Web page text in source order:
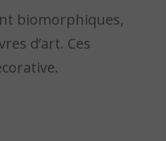
biomorphiques,
d’art. Ces